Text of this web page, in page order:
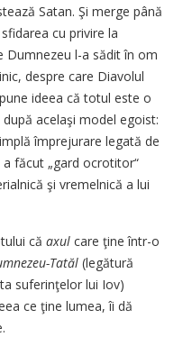
Satan. Şi merge până
cu privire la
Dumnezeu l-a sădit în om
despre care Diavolul
ideea că totul este o
acelaşi model egoist:
împrejurare legată de
făcut „gard ocrotitor“
şi vremelnică a lui
că axul care ţine într-o
Tatăl (legătură
suferinţelor lui Iov)
ce ţine lumea, îi dă